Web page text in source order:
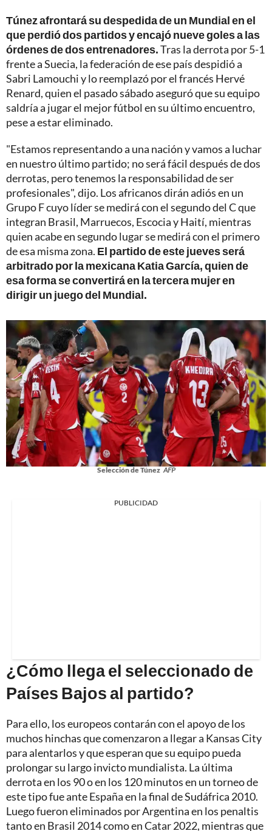
Túnez afrontará su despedida de un Mundial en el
que perdió dos partidos y encajó nueve goles a las
órdenes de dos entrenadores.Tras la derrota por 5-1
frente a Suecia, la federación de ese país despidió a
Sabri Lamouchi y lo reemplazó por el francés Hervé
Renard, quien el pasado sábado aseguró que su equipo
saldría a jugar el mejor fútbol en su último encuentro,
pese a estar eliminado.
"Estamos representando a una nación y vamos a luchar
en nuestro último partido; no será fácil después de dos
derrotas, pero tenemos la responsabilidad de ser
profesionales", dijo. Los africanos dirán adiós en un
Grupo F cuyo líder se medirá con el segundo del C que
integran Brasil, Marruecos, Escocia y Haití, mientras
quien acabe en segundo lugar se medirá con el primero
de esa misma zona. El partido de este jueves será
arbitrado por la mexicana Katia García, quien de
esa forma se convertirá en la tercera mujer en
dirigir un juego del Mundial.
Selección de Túnez AFP
PUBLICIDAD
¿Cómo llega el seleccionado de
Países Bajos al partido?
Para ello, los europeos contarán con el apoyo de los
muchos hinchas que comenzaron a llegar a Kansas City
para alentarlos y que esperan que su equipo pueda
prolongar su largo invicto mundialista. La última
derrota en los 90 o en los 120 minutos en un torneo de
este tipo fue ante España en la final de Sudáfrica 2010.
Luego fueron eliminados por Argentina en los penaltis
tanto en Brasil 2014 como en Catar 2022, mientras que